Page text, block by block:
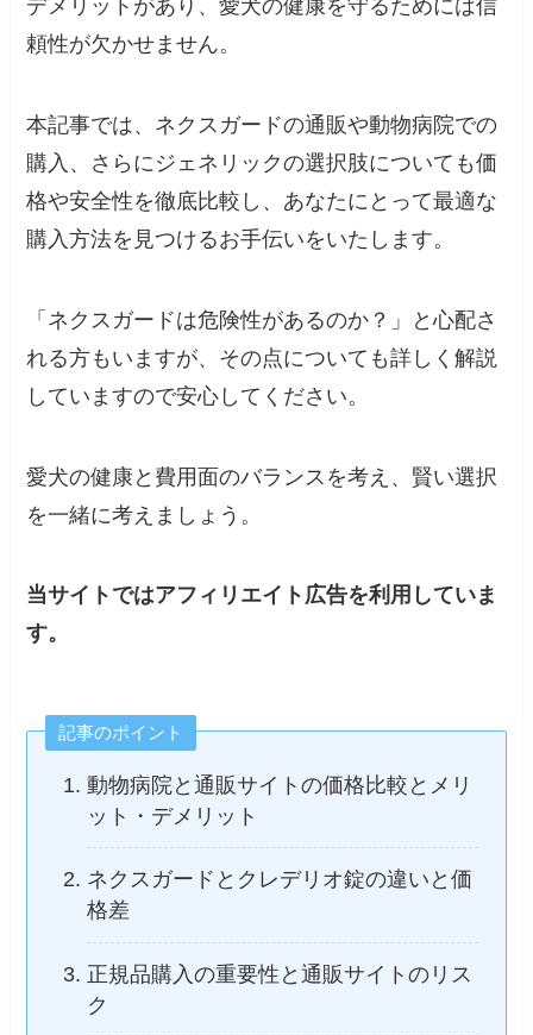
デメリットがあり、愛犬の健康を守るためには信
頼性が欠かせません。
本記事では、ネクスガードの通販や動物病院での
購入、さらにジェネリックの選択肢についても価
格や安全性を徹底比較し、あなたにとって最適な
購入方法を見つけるお手伝いをいたします。
「ネクスガードは危険性があるのか？」と心配さ
れる方もいますが、その点についても詳しく解説
していますので安心してください。
愛犬の健康と費用面のバランスを考え、賢い選択
を一緒に考えましょう。
当サイトではアフィリエイト広告を利用していま
す。
記事のポイント
動物病院と通販サイトの価格比較とメリ
ット・デメリット
ネクスガードとクレデリオ錠の違いと価
格差
正規品購入の重要性と通販サイトのリス
ク